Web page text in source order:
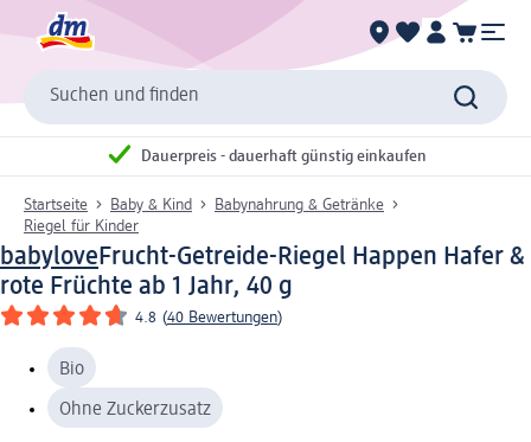
Suchen und finden
Dauerpreis - dauerhaft günstig einkaufen
Startseite Baby & Kind
Babynahrung & Getränke
Riegel für Kinder
babyloveFrucht-Getreide-Riegel Happen Hafer &
rote Früchte ab 1 Jahr, 40 g
4.8 (40 Bewertungen)
Bio
Ohne Zuckerzusatz